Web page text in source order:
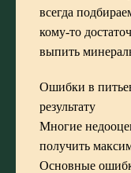
всегда
кому-то
выпить
Ошибки в
результату
Многие
получить
Основные